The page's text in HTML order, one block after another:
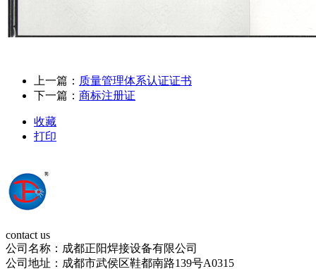
上一篇： 质量管理体系认证证书
下一篇： 商标注册证
收藏
打印
contact us
公司名称：成都正阳焊接设备有限公司
公司地址：成都市武侯区鞋都南路139号A0315